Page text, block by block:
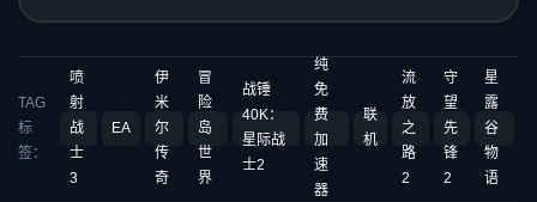
TAG
标
签：
喷
射
战
士
3
EA
伊
米
尔
传
奇
冒
险
岛
世
界
战锤
40K：
星际战
士2
纯
免
费
加
速
器
联
机
流
放
之
路
2
守
望
先
锋
2
星
露
谷
物
语